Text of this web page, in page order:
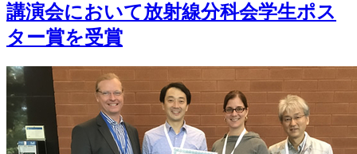
講演会において放射線分科会学生ポス
ター賞を受賞